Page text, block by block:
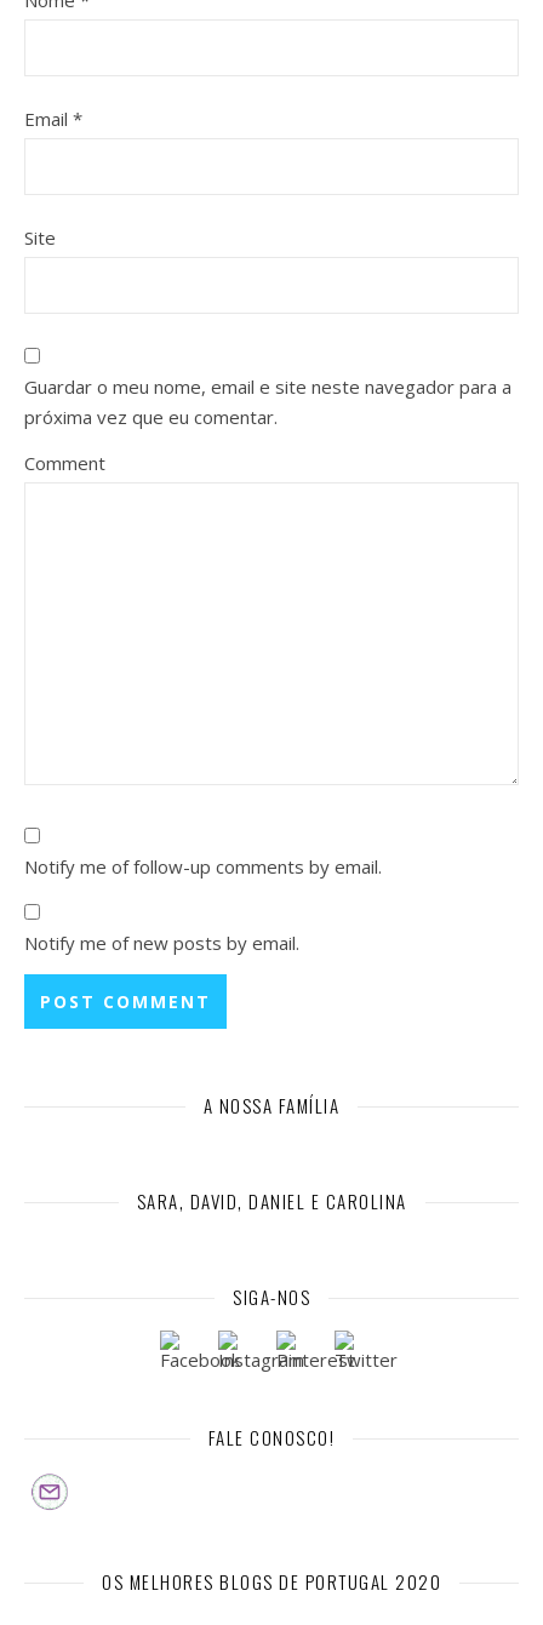
Email *
Site
Guardar o meu nome, email e site neste navegador para a
próxima vez que eu comentar.
Comment
Notify me of follow-up comments by email.
Notify me of new posts by email.
A NOSSA FAMÍLIA
SARA, DAVID, DANIEL E CAROLINA
SIGA-NOS
FALE CONOSCO!
OS MELHORES BLOGS DE PORTUGAL 2020